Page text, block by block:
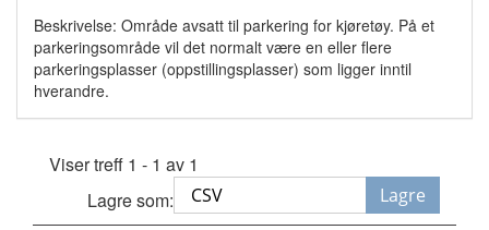
Beskrivelse: Område avsatt til parkering for kjøretøy. På et
parkeringsområde vil det normalt være en eller flere
parkeringsplasser (oppstillingsplasser) som ligger inntil
hverandre.
Viser treff 1 - 1 av 1
Lagre som:
Lagre